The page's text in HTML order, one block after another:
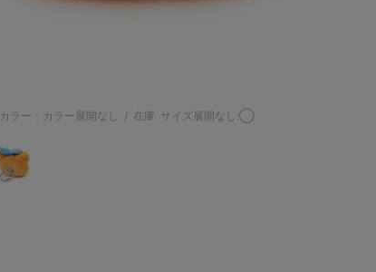
カラー：カラー展開なし / 在庫 サイズ展開なし:◯